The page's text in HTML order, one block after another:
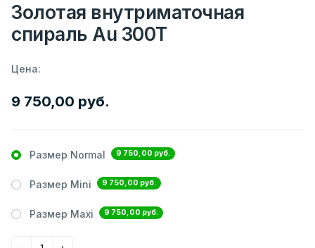
Золотая внутриматочная
спираль Au 300Т
Цена:
9 750,00 руб.
Размер Normal 9 750,00 руб.
Размер Mini 9 750,00 руб.
Размер Maxi 9 750,00 руб.